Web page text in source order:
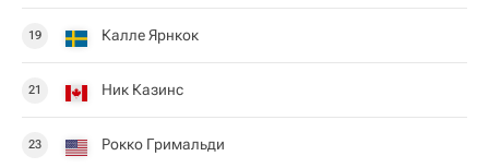
19 Калле Ярнкок
21 Ник Казинс
23 Рокко Гримальди